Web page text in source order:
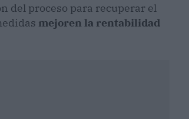
del proceso para recuperar el
mejoren la rentabilidad